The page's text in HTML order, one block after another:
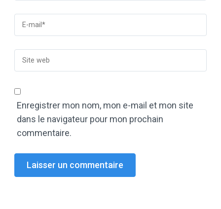
Enregistrer mon nom, mon e-mail et mon site
dans le navigateur pour mon prochain
commentaire.